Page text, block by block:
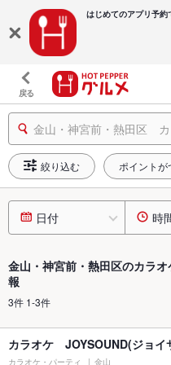
はじめてのアプリ予約
戻る
金山・神宮前・熱田区 カ
絞り込む ポイントが
日付 時
金山・神宮前・熱田区のカラ
報
3件 1-3件
カラオケ JOYSOUND(ジョ
カラオケ・パーティ 金山